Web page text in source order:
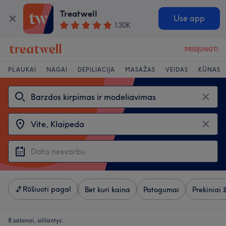
Treatwell
130K
Use app
PRISIJUNGTI
PLAUKAI NAGAI DEPILIACIJA MASAŽAS VEIDAS KŪNAS
Rūšiuoti pagal Bet kuri kaina Patogumai Prekiniai
8 salonai, siūlantys: